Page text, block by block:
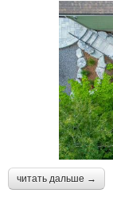
читать дальше →